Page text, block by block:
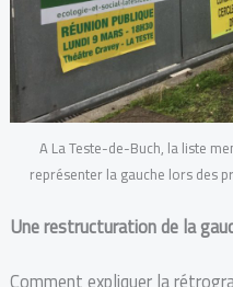
A La Teste-de-Buch, la liste
représenter la gauche lors des
Une restructuration de la